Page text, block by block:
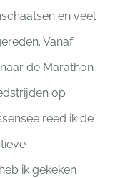
en veel
Vanaf
de Marathon
op
reed ik de
ik gekeken